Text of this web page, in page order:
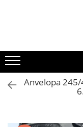
Anvelope
Anvelope Reconstruite
Anvelope Second-
Anvelopa 245/